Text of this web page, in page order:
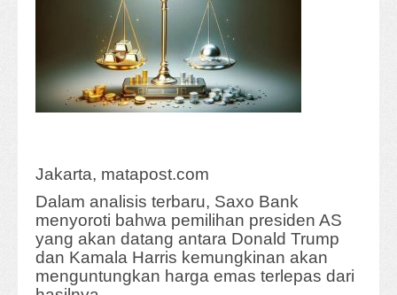
Jakarta, matapost.com
Dalam analisis terbaru, Saxo Bank
menyoroti bahwa pemilihan presiden AS
yang akan datang antara Donald Trump
dan Kamala Harris kemungkinan akan
menguntungkan harga emas terlepas dari